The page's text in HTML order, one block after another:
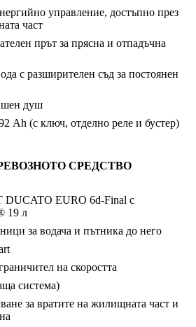
управление, достъпно през
част
прът за прясна и отпадъчна
с разширителен съд за постоянен
душ
Ah (с ключ, отделно реле и бустер)
СРЕДСТВО
DUCATO EURO 6d-Final с
19 л
за водача и пътника до него
на скоростта
система)
за вратите на жилищната част и